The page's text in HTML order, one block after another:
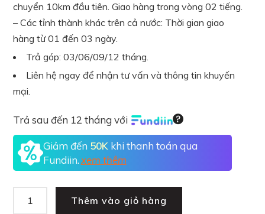
chuyển 10km đầu tiên. Giao hàng trong vòng 02 tiếng.
– Các tỉnh thành khác trên cả nước: Thời gian giao
hàng từ 01 đến 03 ngày.
Trả góp: 03/06/09/12 tháng.
Liên hệ ngay để nhận tư vấn và thông tin khuyến
mại.
Trả sau đến 12 tháng với
Giảm đến 50K khi thanh toán qua
Fundiin. xem thêm
Thêm vào giỏ hàng